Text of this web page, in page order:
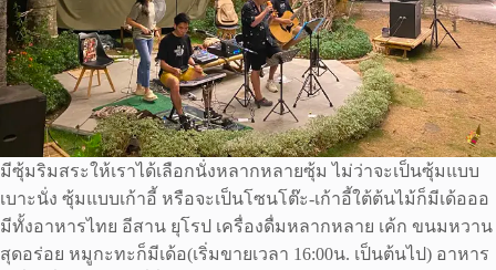
มีซุ้มริมสระให้เราได้เลือกนั่งหลากหลายซุ้ม ไม่ว่าจะเป็นซุ้มแบบ
เบาะนั่ง ซุ้มแบบเก้าอี้ หรือจะเป็นโซนโต๊ะ-เก้าอี้ใต้ต้นไม้ก็มีเด้อออ
มีทั้งอาหารไทย อีสาน ยุโรป เครื่องดื่มหลากหลาย เค้ก ขนมหวาน
สุดอร่อย หมูกะทะก็มีเด้อ(เริ่มขายเวลา 16:00น. เป็นต้นไป) อาหาร